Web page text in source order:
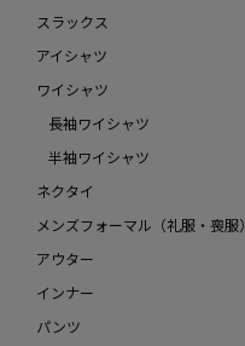
スラックス
アイシャツ
ワイシャツ
長袖ワイシャツ
半袖ワイシャツ
ネクタイ
メンズフォーマル（礼服・喪服）
アウター
インナー
パンツ